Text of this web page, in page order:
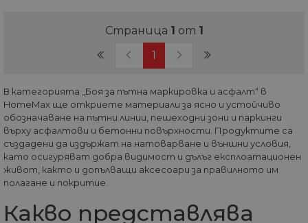
Страница 1 от 1
1 (current)
В категорията „Боя за пътна маркировка и асфалт“ в
HomeMax ще откриете материали за ясно и устойчиво
обозначаване на пътни линии, пешеходни зони и паркинги
върху асфалтови и бетонни повърхности. Продуктите са
създадени да издържат на натоварване и външни условия,
като осигуряват добра видимост и дълъг експлоатационен
живот, както и допълващи аксесоари за правилното им
полагане и покритие.
Какво представлява